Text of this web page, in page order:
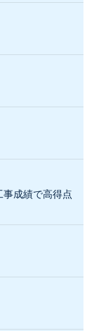
事成績で高得点